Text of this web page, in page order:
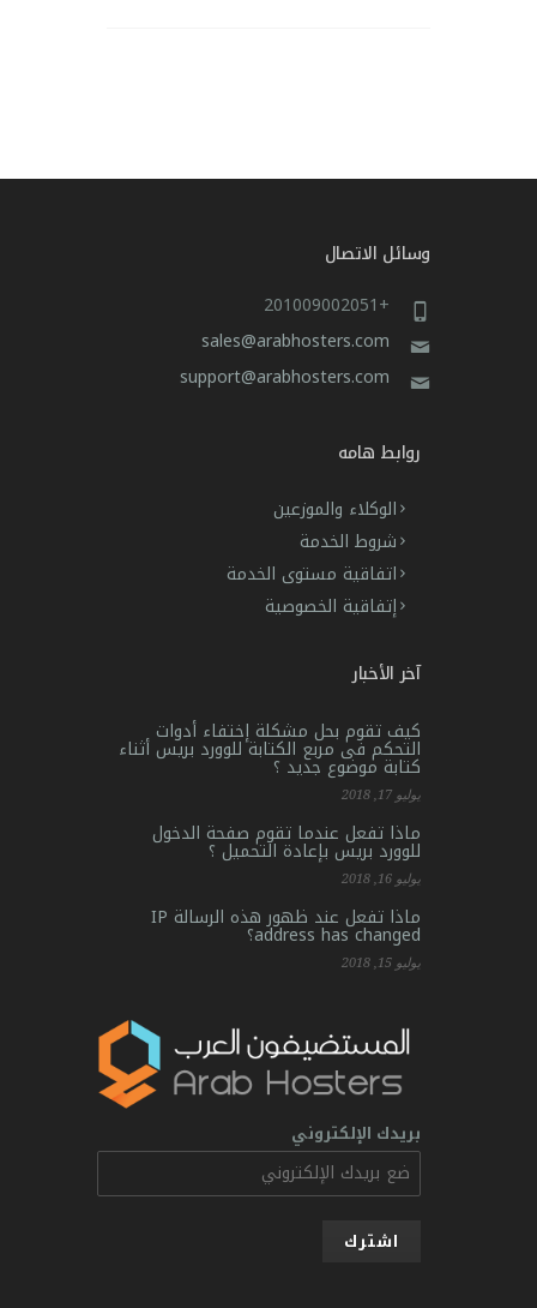
وسائل الاتصال
+201009002051
sales@arabhosters.com
support@arabhosters.com
روابط هامه
الوكلاء والموزعين
شروط الخدمة
اتفاقية مستوى الخدمة
إتفاقية الخصوصية
آخر الأخبار
كيف تقوم بحل مشكلة إختفاء أدوات
التحكم فى مربع الكتابة للوورد بريس أثناء
كتابة موضوع جديد ؟
يوليو 17, 2018
ماذا تفعل عندما تقوم صفحة الدخول
للوورد بريس بإعادة التحميل ؟
يوليو 16, 2018
ماذا تفعل عند ظهور هذه الرسالة IP
address has changed؟
يوليو 15, 2018
بريدك الإلكتروني